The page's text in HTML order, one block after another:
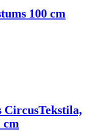
100 cm
CircusTekstila,
cm